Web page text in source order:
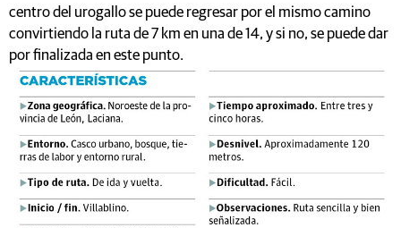
centro del urogallo se puede regresar por el mismo camino
convirtiendo la ruta de 7 km en una de 14, y si no, se puede dar
por finalizada en este punto.